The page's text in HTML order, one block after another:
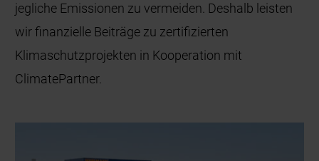
jegliche Emissionen zu vermeiden. Deshalb leisten
wir finanzielle Beiträge zu zertifizierten
Klimaschutzprojekten in Kooperation mit
ClimatePartner.